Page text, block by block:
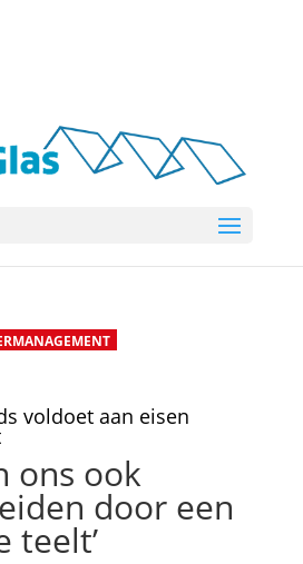
voldoet aan eisen
ons ook
door een
teelt’